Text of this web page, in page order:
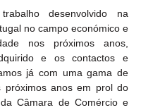
desenvolvido na
no campo económico e
nos próximos anos,
e os contactos e
já com uma gama de
próximos anos em prol do
Câmara de Comércio e